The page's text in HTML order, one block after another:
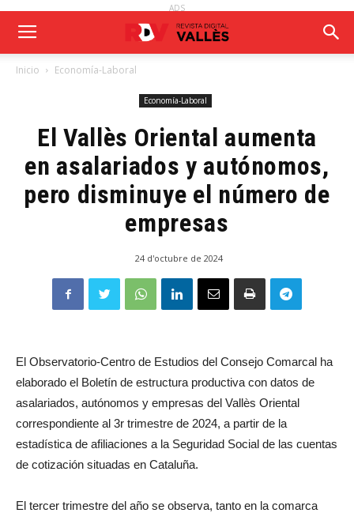
ADS
Inicio Economía-Laboral
Economía-Laboral
El Vallès Oriental aumenta
en asalariados y autónomos,
pero disminuye el número de
empresas
24 d'octubre de 2024
El Observatorio-Centro de Estudios del Consejo Comarcal ha
elaborado el Boletín de estructura productiva con datos de
asalariados, autónomos y empresas del Vallès Oriental
correspondiente al 3r trimestre de 2024, a partir de la
estadística de afiliaciones a la Seguridad Social de las cuentas
de cotización situadas en Cataluña.
El tercer trimestre del año se observa, tanto en la comarca